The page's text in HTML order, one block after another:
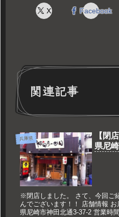
X Facebook
関連記事
兵庫県
【閉
県尼
※閉店しました。 さて、今回ご
んでございます！！ 店舗情報
県尼崎市神田北通3-37-2 営業